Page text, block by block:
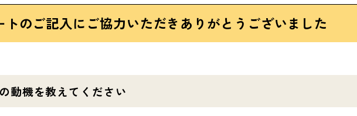
トのご記入にご協力いただきありがとうございました
動機を教えてください